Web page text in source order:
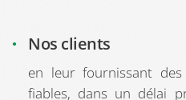
Nos clients
en leur fournissant
fiables, dans un délai